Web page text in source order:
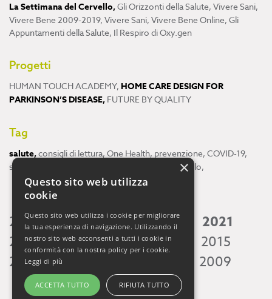
La Settimana del Cervello,Gli Orizzonti della Salute, Vivere Sani,
Vivere Bene 2009-2019, Vivere Sani, Vivere Bene Online, Gli
Appuntamenti della Salute, Il Respiro di Oxy.gen
Progetti
HUMAN TOUCH ACADEMY, HOME CARE DESIGN FOR
PARKINSON’S DISEASE, FUTURE BY QUALITY
Tag
salute,consigli di lettura, One Health, prevenzione, COVID-19,
scienza
cervello,
2026 2025 2024 2023 2022
2021
2020 2019 2018 2017 2016
2015
2014 2013 2009
×
Questo sito web utilizza
cookie
Questo sito web utilizza i cookie per migliorare
la tua esperienza di navigazione. Utilizzando il
nostro sito web acconsenti a tutti i cookie in
conformità con la nostra policy per i cookie.
Leggi di più
ACCETTA TUTTO RIFIUTA TUTTO